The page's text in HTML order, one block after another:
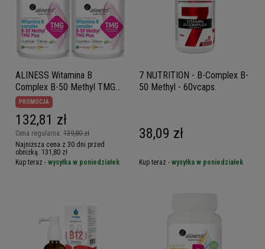
ALINESS Witamina B
Complex B-50 Methyl TMG
PLUS 2x 100caps
PROMOCJA
Cena regularna: 139,80 zł
132,81 zł
Najniższa cena z 30 dni przed
obniżką: 131,80 zł
Kup teraz - wysyłka w poniedziałek
7 NUTRITION - B-Complex B-
50 Methyl - 60vcaps.
38,09 zł
Kup teraz - wysyłka w poniedziałek